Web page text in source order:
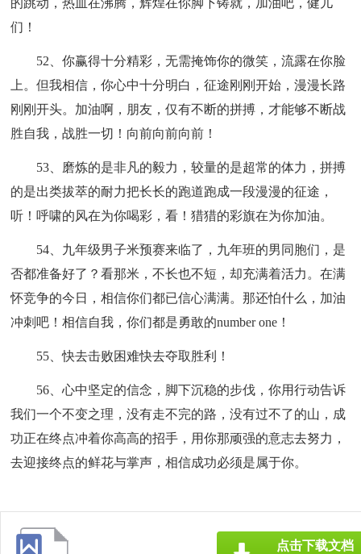
的跳动，热血在沸腾，辉煌在你脚下铸就，加油吧，健儿
们！
52、你赢得十分精彩，无需掩饰你的微笑，流露在你脸
上。但我相信，你心中十分明白，征途刚刚开始，漫漫长路
刚刚开头。加油啊，朋友，仅有不断的拼搏，才能够不断战
胜自我，战胜一切！向前向前向前！
53、磨炼的是非凡的毅力，较量的是超常的体力，拼搏
的是出类拔萃的耐力把长长的跑道跑成一段漫漫的征途，
听！呼啸的风在为你喝彩，看！猎猎的彩旗在为你加油。
54、九年级男子米预赛来临了，九年班的男同胞们，是
否都准备好了？看那米，不长也不短，却充满着活力。在满
怀竞争的今日，相信你们都已信心满满。那还怕什么，加油
冲刺吧！相信自我，你们都是勇敢的number one！
55、快去击败困难快去夺取胜利！
56、心中坚定的信念，脚下沉稳的步伐，你用行动告诉
我们一个不变之理，没有走不完的路，没有过不了的山，成
功正在终点冲着你高高的招手，用你那顽强的意志去努力，
去迎接终点的鲜花与掌声，相信成功必须是属于你。
点击下载文档